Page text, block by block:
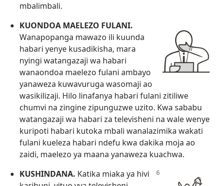
mbalimbali.
KUONDOA MAELEZO FULANI.
Wanapopanga mawazo ili kuunda
habari yenye kusadikisha, mara
nyingi watangazaji wa habari
wanaondoa maelezo fulani ambayo
yanaweza kuwavuruga wasomaji ao
wasikilizaji. Hilo linafanya habari fulani zitiliwe
chumvi na zingine zipunguzwe uzito. Kwa sababu
watangazaji wa habari za televisheni na wale wenye
kuripoti habari kutoka mbali wanalazimika wakati
fulani kueleza habari ndefu kwa dakika moja ao
zaidi, maelezo ya maana yanaweza kuachwa.
KUSHINDANA. Katika miaka ya hivi